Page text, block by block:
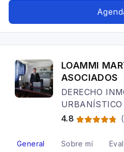
LOAMMI
ASOCIADOS
DERECHO
URBANÍSTICO
4.8
(
General Sobre mí